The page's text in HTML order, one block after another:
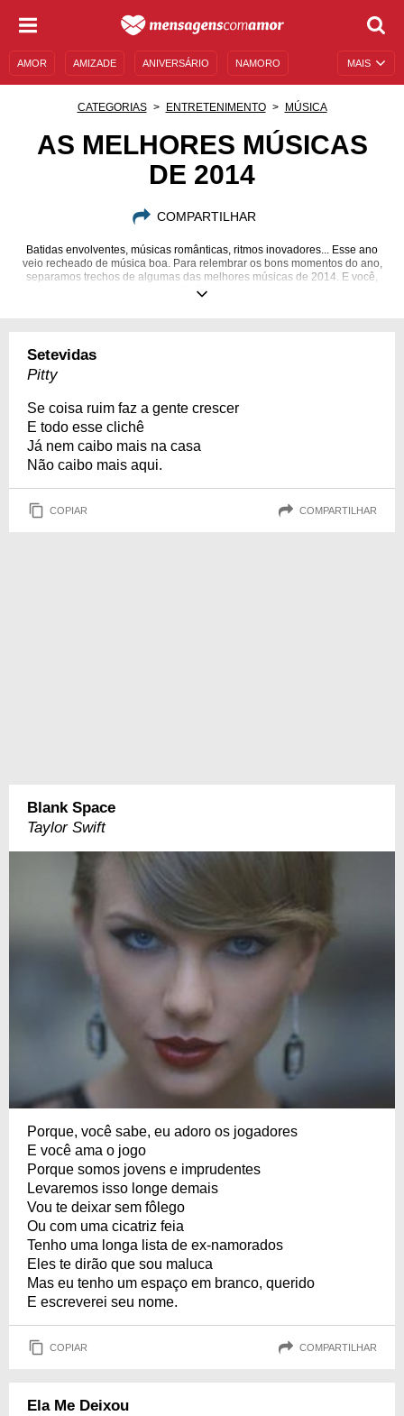
MAIS
AMOR AMIZADE ANIVERSÁRIO NAMORO
DESCULPAS
MENSAGENS DE ANIVERSÁRIO
CATEGORIAS ENTRETENIMENTO MÚSICA
AS MELHORES MÚSICAS
DE 2014
COMPARTILHAR
Batidas envolventes, músicas românticas, ritmos inovadores... Esse ano
veio recheado de música boa. Para relembrar os bons momentos do ano,
separamos trechos de algumas das melhores músicas de 2014. E você,
gostou da nossa lista? Então coloque o som para tocar!
Setevidas
Pitty
Se coisa ruim faz a gente crescer
E todo esse clichê
Já nem caibo mais na casa
Não caibo mais aqui.
COPIAR COMPARTILHAR
Blank Space
Taylor Swift
Porque, você sabe, eu adoro os jogadores
E você ama o jogo
Porque somos jovens e imprudentes
Levaremos isso longe demais
Vou te deixar sem fôlego
Ou com uma cicatriz feia
Tenho uma longa lista de ex-namorados
Eles te dirão que sou maluca
Mas eu tenho um espaço em branco, querido
E escreverei seu nome.
COPIAR COMPARTILHAR
Ela Me Deixou